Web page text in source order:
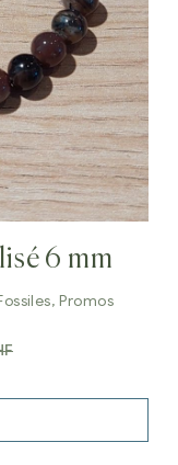
6 mm
,Promos